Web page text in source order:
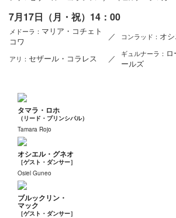
7月17日（月・祝）14：00
メドーラ： マリア・コチェト
コワ
／ コンラッド： オ
アリ： セザール・コラレス ／ ギュルナーラ：
ールズ
タマラ・ロホ
（リード・プリンシパル）
Tamara Rojo
オシエル・グネオ
［ゲスト・ダンサー］
Osiel Guneo
ブルックリン・
マック
［ゲスト・ダンサー］